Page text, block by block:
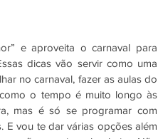
e aproveita o carnaval para
dicas vão servir como uma
no carnaval, fazer as aulas do
o tempo é muito longo às
mas é só se programar com
E vou te dar várias opções além